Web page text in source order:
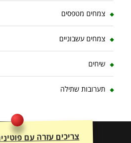
צמחים מטפסים
צמחים עשבוניים
שיחים
תערובות שתילה